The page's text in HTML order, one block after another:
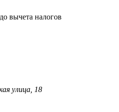
до вычета налогов
улица, 18